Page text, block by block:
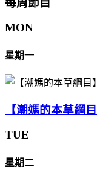
每周節目
MON
星期一
【潮媽的本草綱
TUE
星期二